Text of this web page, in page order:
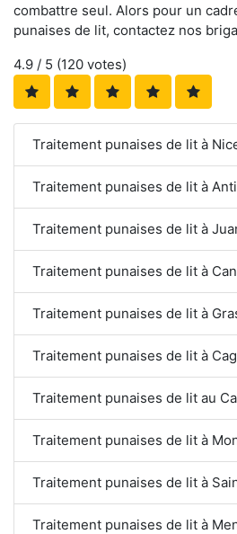
combattre seul. Alors pour un
punaises de lit, contactez nos
4.9 / 5 (120 votes)
Traitement punaises de lit à
Traitement punaises de lit à
Traitement punaises de lit à
Traitement punaises de lit à
Traitement punaises de lit à
Traitement punaises de lit à
Traitement punaises de lit au
Traitement punaises de lit à
Traitement punaises de lit à
Traitement punaises de lit à